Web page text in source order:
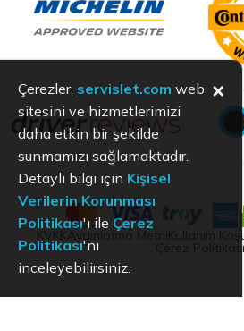
Aydınlatma Metni Kullanım
Çerez Politikası
Çerezler, servislet.com web
sitesini ve hizmetlerimizi
daha etkin bir şekilde
sunmamızı sağlamaktadır.
Detaylı bilgi için Kişisel
Verilerin Korunması
Politikası'ı ile Çerez
Politikası'nı
inceleyebilirsiniz.
×